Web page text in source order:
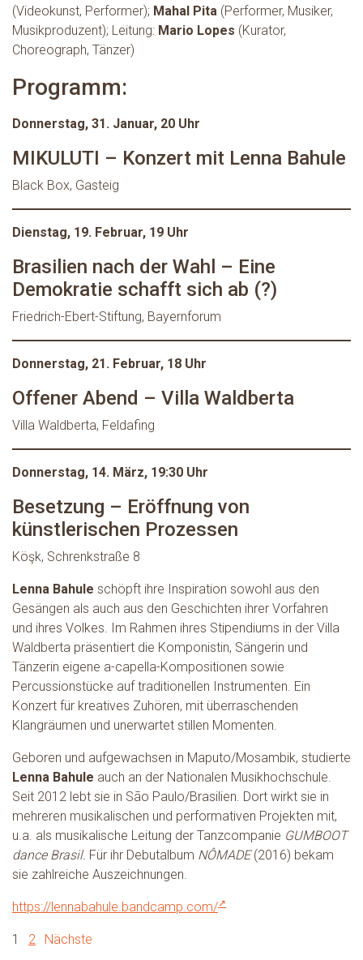
(Videokunst, Performer); Mahal Pita (Performer, Musiker,
Musikproduzent); Leitung: Mario Lopes (Kurator,
Choreograph, Tänzer)
Programm:
Donnerstag, 31. Januar, 20 Uhr
MIKULUTI – Konzert mit Lenna Bahule
Black Box, Gasteig
Dienstag, 19. Februar, 19 Uhr
Brasilien nach der Wahl – Eine
Demokratie schafft sich ab (?)
Friedrich-Ebert-Stiftung, Bayernforum
Donnerstag, 21. Februar, 18 Uhr
Offener Abend – Villa Waldberta
Villa Waldberta, Feldafing
Donnerstag, 14. März, 19:30 Uhr
Besetzung – Eröffnung von
künstlerischen Prozessen
Köşk, Schrenkstraße 8
Lenna Bahule schöpft ihre Inspiration sowohl aus den
Gesängen als auch aus den Geschichten ihrer Vorfahren
und ihres Volkes. Im Rahmen ihres Stipendiums in der Villa
Waldberta präsentiert die Komponistin, Sängerin und
Tänzerin eigene a-capella-Kompositionen sowie
Percussionstücke auf traditionellen Instrumenten. Ein
Konzert für kreatives Zuhören, mit überraschenden
Klangräumen und unerwartet stillen Momenten.
Geboren und aufgewachsen in Maputo/Mosambik, studierte
Lenna Bahule auch an der Nationalen Musikhochschule.
Seit 2012 lebt sie in São Paulo/Brasilien. Dort wirkt sie in
mehreren musikalischen und performativen Projekten mit,
u.a. als musikalische Leitung der Tanzcompanie GUMBOOT
dance Brasil. Für ihr Debutalbum NÔMADE(2016) bekam
sie zahlreiche Auszeichnungen.
https://lennabahule.bandcamp.com/
1 2 Nächste